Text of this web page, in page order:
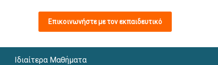
Επικοινωνήστε με τον εκπαιδευτικό
Ιδιαίτερα Μαθήματα